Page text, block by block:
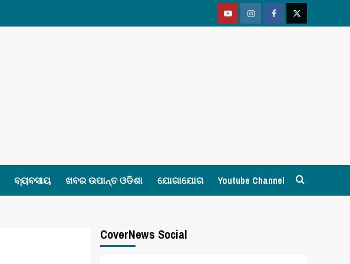
YoutubeVimeoFacebookTwitter
ବ୍ୟବସାୟ ଖବର ଉପାନ୍ତ ଓଡିଶା ଯୋଗାଯୋଗ Youtube Channel
CoverNews Social